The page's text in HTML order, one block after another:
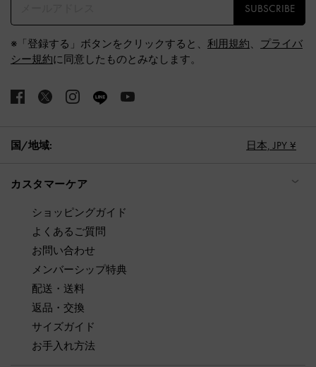
SUBSCRIBE
※「登録する」ボタンをクリックすると、 利用規約、 プライバ
シー規約に同意したものとみなします。
国/地域: 日本, JPY ¥
カスタマーケア
ショッピングガイド
よくあるご質問
お問い合わせ
メンバーシップ特典
配送・送料
返品・交換
サイズガイド
お手入れ方法